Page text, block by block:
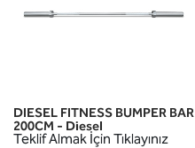
DIESEL FITNESS BUMPER BAR
200CM - Diesel
Teklif Almak İçin Tıklayınız